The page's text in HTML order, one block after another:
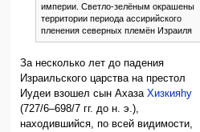
империи. Светло-зелёным окрашены
территории периода ассирийского
пленения северных племён Израиля
За несколько лет до падения
Израильского царства на престол
Иудеи взошел сын АхазаХизкияhу
(727/6–698/7 гг. до н. э.),
находившийся, по всей видимости,